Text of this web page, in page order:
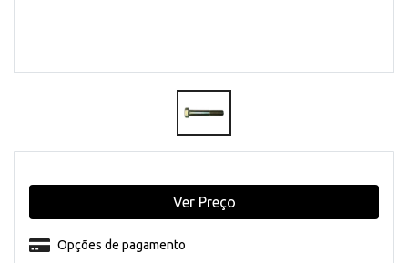
Opções de pagamento
Ver Preço